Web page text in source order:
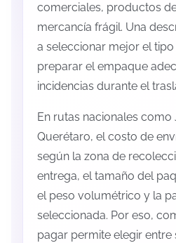
comerciales, productos
mercancía frágil. Una
a seleccionar mejor el
preparar el empaque
incidencias durante el
En rutas nacionales como
Querétaro, el costo de
según la zona de
entrega, el tamaño del
el peso volumétrico y la
seleccionada. Por eso,
pagar permite elegir entre